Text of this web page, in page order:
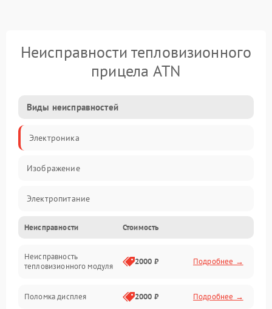
Неисправности тепловизионного
прицела ATN
Виды неисправностей
Электроника
Изображение
Электропитание
Измерения
Матрица
Неисправности Стоимость
Неисправность
тепловизионного модуля
2000 ₽ Подробнее →
Поломка дисплея 2000 ₽ Подробнее →